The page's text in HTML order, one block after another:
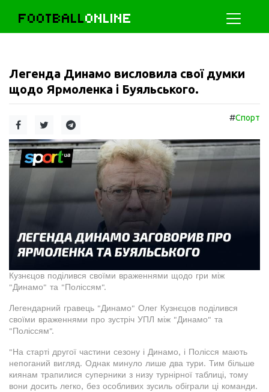
FOOTBALLONLINE
Легенда Динамо висловила свої думки
щодо Ярмоленка і Буяльського.
#Спорт
Кузнєцов поділився своїми враженнями щодо гри між
"Динамо" та "Поліссям".
Легендарний гравець "Динамо" Олег Кузнєцов поділився
своїми враженнями про зустріч УПЛ між "Динамо" та
"Поліссям".
"На старті другої частини сезону і Динамо, і Полісся мають
непоганий вигляд. Однак минуло лише два тури. Тим більше
киянам трапилися суперники з низу турнірної таблиці, тому
вони досить легко, без особливих зусиль обіграли ці команди.